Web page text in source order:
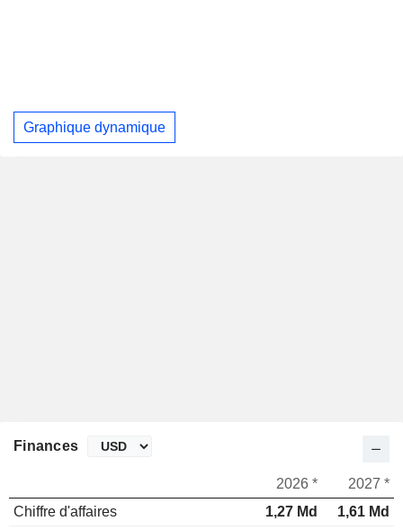
Graphique dynamique
Finances
2026 *
2027 *
Chiffre d'affaires
1,27 Md
1,61 Md